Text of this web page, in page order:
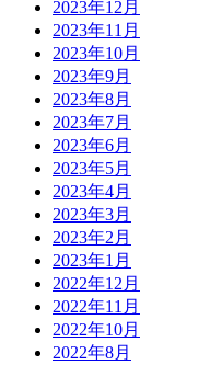
2023年12月
2023年11月
2023年10月
2023年9月
2023年8月
2023年7月
2023年6月
2023年5月
2023年4月
2023年3月
2023年2月
2023年1月
2022年12月
2022年11月
2022年10月
2022年8月